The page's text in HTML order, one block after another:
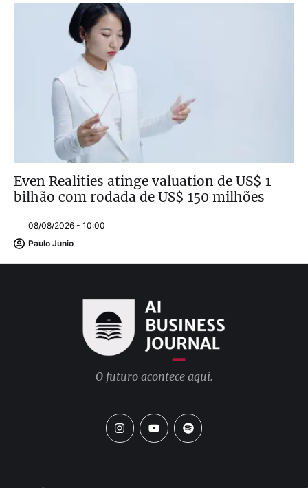
Even Realities atinge valuation de US$ 1
bilhão com rodada de US$ 150 milhões
08/08/2026 - 10:00
Paulo Junio
O futuro acontece aqui.